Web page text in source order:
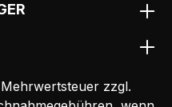
zzgl.